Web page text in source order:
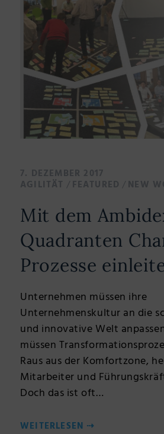
7. DEZEMBER 2017
AGILITÄT / FEATURED / NEW
Mit dem
Quadranten
Prozesse
Unternehmen müssen ihre
Unternehmenskultur an die
und innovative Welt
müssen
Raus aus der Komfortzone,
Mitarbeiter und
Doch das ist oft…
WEITERLESEN ⇢